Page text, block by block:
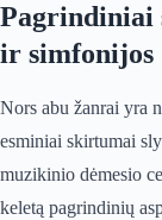
Pagrindiniai
ir simfonijos
Nors abu žanrai yra
esminiai skirtumai
muzikinio dėmesio
keletą pagrindinių